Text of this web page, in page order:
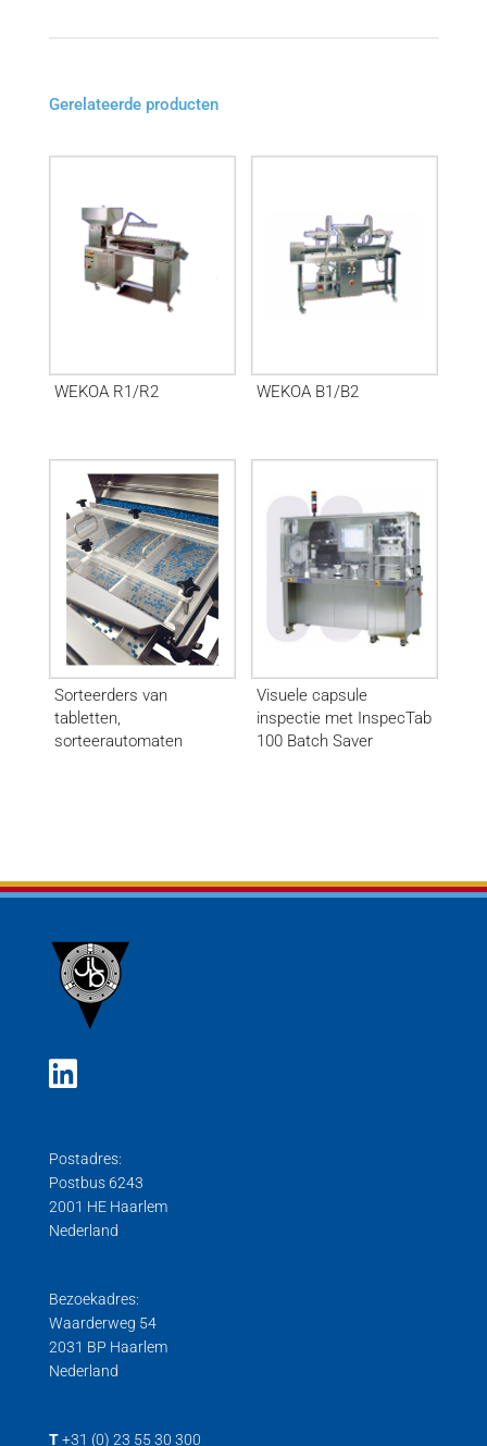
Gerelateerde producten
WEKOA R1/R2 WEKOA B1/B2
Sorteerders van
tabletten,
sorteerautomaten
Visuele capsule
inspectie met InspecTab
100 Batch Saver
Postadres:
Postbus 6243
2001 HE Haarlem
Nederland
Bezoekadres:
Waarderweg 54
2031 BP Haarlem
Nederland
T +31 (0) 23 55 30 300